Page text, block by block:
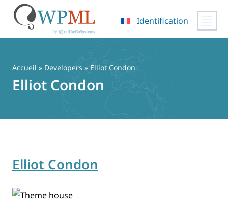
contenu
Identification
Accueil » Developers » Elliot Condon
Elliot Condon
Elliot Condon